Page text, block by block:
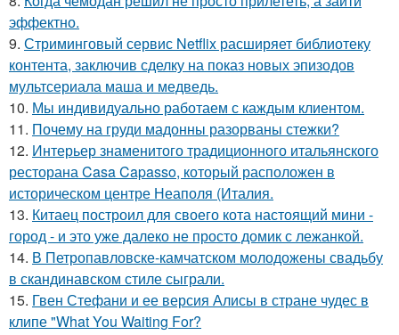
эффектно.
9. Стриминговый сервис Netflix расширяет библиотеку
контента, заключив сделку на показ новых эпизодов
мультсериала маша и медведь.
10. Мы индивидуально работаем с каждым клиентом.
11. Почему на груди мадонны разорваны стежки?
12. Интерьер знаменитого традиционного итальянского
ресторана Casa Capasso, который расположен в
историческом центре Неаполя (Италия.
13. Китаец построил для своего кота настоящий мини -
город - и это уже далеко не просто домик с лежанкой.
14. В Петропавловске-камчатском молодожены свадьбу
в скандинавском стиле сыграли.
15. Гвен Стефани и ее версия Алисы в стране чудес в
клипе "What You Waiting For?